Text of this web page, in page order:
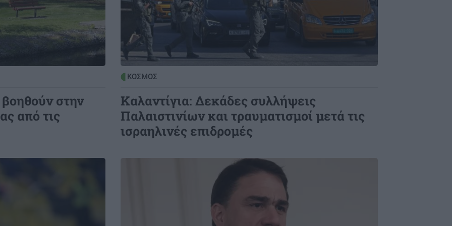
14:21
13:11
ΚΡΗΤΗ
ΒΟΑΚ: Αυτοψία στα έργα από τον
Υπουργό Υποδομών
Κτηνιατρικής στο Ευρωπαϊκό
Πανεπιστήμιο Κύπρου
στην
από τις
ΚΟΣΜΟΣ
Καλαντίγια: Δεκάδες συλλήψεις
Παλαιστινίων και τραυματισμοί μετά τις
ισραηλινές επιδρομές